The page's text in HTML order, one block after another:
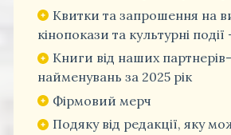
Квитки та запрошення на
кінопокази та культурні
Книги від наших
найменувань за 2025 рік
Фірмовий мерч
Подяку від редакції, яку